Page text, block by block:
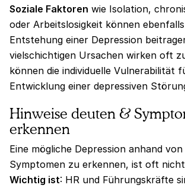
Soziale Faktoren wie Isolation,
oder Arbeitslosigkeit können
Entstehung einer Depression
vielschichtigen Ursachen wirken oft
können die individuelle Vulnerabilität
Entwicklung einer depressiven
Hinweise deuten &
erkennen
Eine mögliche Depression anhand
Symptomen zu erkennen, ist oft
Wichtig ist: HR und Führungskräfte